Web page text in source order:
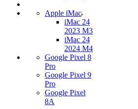
Apple iMac
iMac 24
2023 M3
iMac 24
2024 M4
Google Pixel 8
Pro
Google Pixel 9
Pro
Google Pixel
8A